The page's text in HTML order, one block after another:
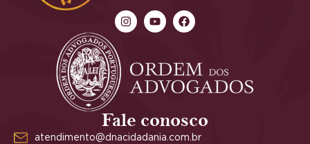
Fale conosco
atendimento@dnacidadania.com.br